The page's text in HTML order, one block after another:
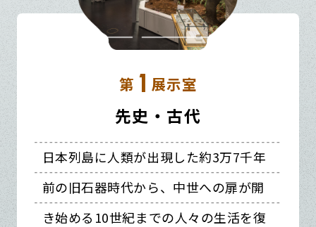
第 1 展示室
先史・古代
日本列島に人類が出現した約3万7千年
前の旧石器時代から、中世への扉が開
き始める10世紀までの人々の生活を復